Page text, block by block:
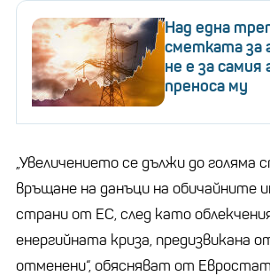
Над една
сметката за
не е за самия
преноса му
„Увеличението се дължи до голяма
връщане на данъци на обичайните
страни от ЕС, след като
енергийната криза, предизвикана
отменени“, обясняват от